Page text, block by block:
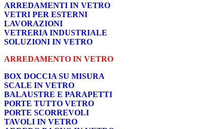
ARREDAMENTI IN VETRO
VETRI PER ESTERNI
LAVORAZIONI
VETRERIA INDUSTRIALE
SOLUZIONI IN VETRO
ARREDAMENTO IN VETRO
BOX DOCCIA SU MISURA
SCALE IN VETRO
BALAUSTRE E PARAPETTI
PORTE TUTTO VETRO
PORTE SCORREVOLI
TAVOLI IN VETRO